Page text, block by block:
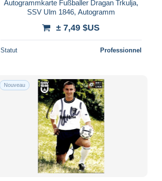
Autogrammkarte Fußballer Dragan Trkulja,
SSV Ulm 1846, Autogramm
± 7,49 $US
Statut Professionnel
Nouveau